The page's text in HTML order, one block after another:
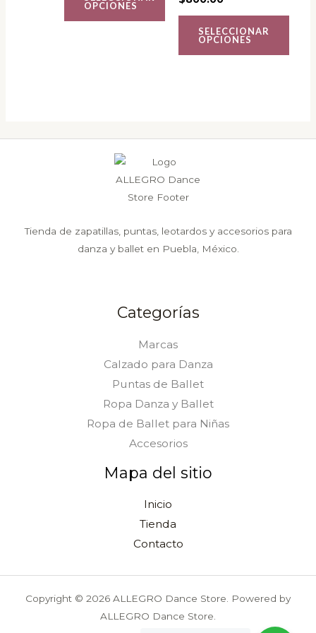
OPCIONES
en
SELECCIONAR
OPCIONES
en
página
Tienda de zapatillas, puntas, leotardos y accesorios para
danza y ballet en Puebla, México.
Categorías
Marcas
Calzado para Danza
Puntas de Ballet
Ropa Danza y Ballet
Ropa de Ballet para Niñas
Accesorios
Mapa del sitio
Inicio
Tienda
Contacto
Copyright © 2026 ALLEGRO Dance Store. Powered by
ALLEGRO Dance Store.